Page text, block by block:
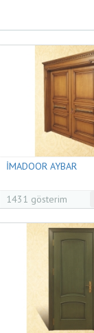
İMADOOR AYBAR
1431 gösterim